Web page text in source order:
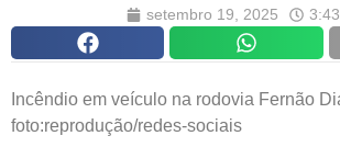
setembro 19, 2025
Incêndio em veículo na rodovia Fernão
foto:reprodução/redes-sociais